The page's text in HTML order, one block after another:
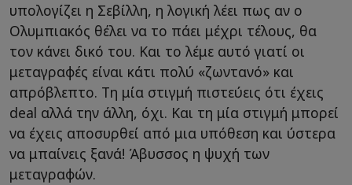
υπολογίζει η Σεβίλλη, η λογική λέει πως αν ο
Ολυμπιακός θέλει να το πάει μέχρι τέλους, θα
τον κάνει δικό του. Και το λέμε αυτό γιατί οι
μεταγραφές είναι κάτι πολύ «ζωντανό» και
απρόβλεπτο. Τη μία στιγμή πιστεύεις ότι έχεις
deal αλλά την άλλη, όχι. Και τη μία στιγμή μπορεί
να έχεις αποσυρθεί από μια υπόθεση και ύστερα
να μπαίνεις ξανά! Άβυσσος η ψυχή των
μεταγραφών.